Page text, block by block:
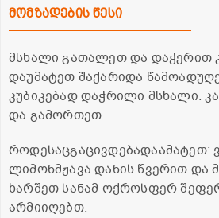
მომზადების წესი
მსხალი გათალეთ და დაჭერით
დაუმატეთ შაქარიდა
კუბიკებად დაჭრილი მსხალი.
და გამორთეთ.
როდესაცგაცივდებადაამატეთ:
ლიმონმჟავა დანის წვერით
ხარშეთ სანამ ოქროსფერ
არმიიღებთ.